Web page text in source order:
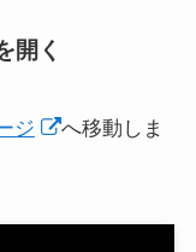
開く
ジ
へ移動しま